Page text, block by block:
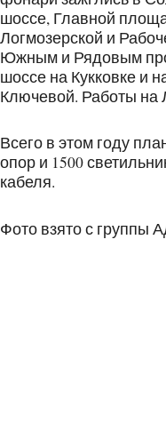
шоссе, Главной
Логмозерской и
Южным и Рядовым
шоссе на Кукковке и
Ключевой. Работы
Всего в этом году
опор и 1500
кабеля.
Фото взято с группы